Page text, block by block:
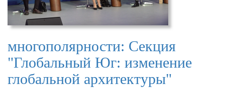
многополярности: Секция
"Глобальный Юг: изменение
глобальной архитектуры"